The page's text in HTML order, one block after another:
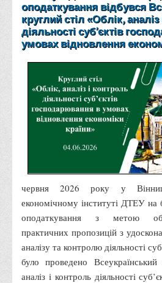
Правила безпечної поведінки
умовах війни
Що можна і не можна знімати,
Контакти державних та
допомагають тим, хто пережили
пов'язане з конфліктом та їх
10 точних фактів про наркотики.
наркотики. Врятуй чиєсь життя
Контакти
Екскурсія до ВТЕІ
SEL
Smart Electronic Learning
Репозиторій
Структура
оподаткування відбувся
круглий стіл «Облік,
діяльності суб’єктів
умовах відновлення
червня 2026 року у
економічному інституті ДТЕУ на
оподаткування з метою
практичних пропозицій з
аналізу та контролю діяльності
було проведено
аналіз і контроль діяльності